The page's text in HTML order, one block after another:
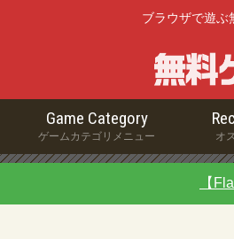
ブラウザで遊ぶ
Game Category
ゲームカテゴリメニュー オ
【